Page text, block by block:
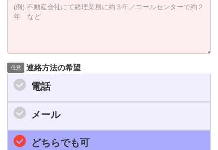
任意 連絡方法の希望
電話
メール
どちらでも可